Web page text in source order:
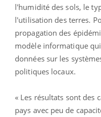
l'humidité des sols, le
l'utilisation des terres.
propagation des
modèle informatique
données sur les
politiques locaux.
« Les résultats sont des
pays avec peu de